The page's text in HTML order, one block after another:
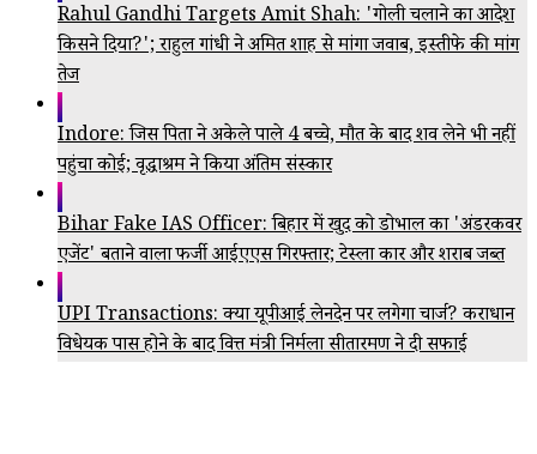
Rahul Gandhi Targets Amit Shah: 'गोली चलाने का आदेश
किसने दिया?'; राहुल गांधी ने अमित शाह से मांगा जवाब, इस्तीफे की मांग
तेज
Indore: जिस पिता ने अकेले पाले 4 बच्चे, मौत के बाद शव लेने भी नहीं
पहुंचा कोई; वृद्धाश्रम ने किया अंतिम संस्कार
Bihar Fake IAS Officer: बिहार में खुद को डोभाल का 'अंडरकवर
एजेंट' बताने वाला फर्जी आईएएस गिरफ्तार; टेस्ला कार और शराब जब्त
UPI Transactions: क्या यूपीआई लेनदेन पर लगेगा चार्ज? कराधान
विधेयक पास होने के बाद वित्त मंत्री निर्मला सीतारमण ने दी सफाई